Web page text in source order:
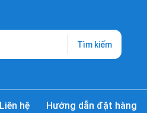
Tìm kiếm
Liên hệ Hướng dẫn đặt hàng